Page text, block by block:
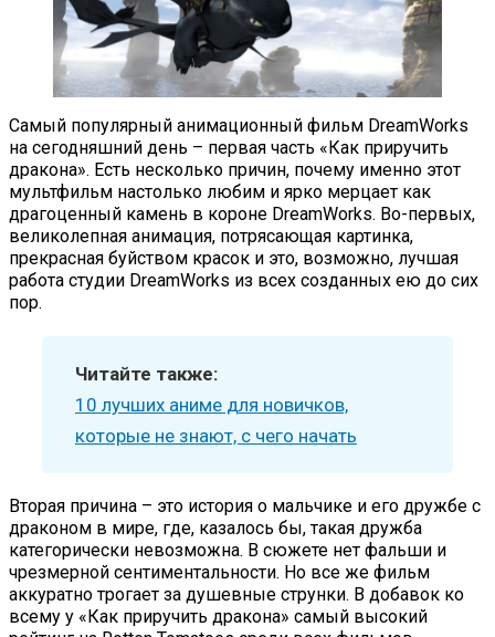
Самый популярный анимационный фильм DreamWorks
на сегодняшний день – первая часть «Как приручить
дракона». Есть несколько причин, почему именно этот
мультфильм настолько любим и ярко мерцает как
драгоценный камень в короне DreamWorks. Во-первых,
великолепная анимация, потрясающая картинка,
прекрасная буйством красок и это, возможно, лучшая
работа студии DreamWorks из всех созданных ею до сих
пор.
Читайте также:
10 лучших аниме для новичков,
которые не знают, с чего начать
Вторая причина – это история о мальчике и его дружбе с
драконом в мире, где, казалось бы, такая дружба
категорически невозможна. В сюжете нет фальши и
чрезмерной сентиментальности. Но все же фильм
аккуратно трогает за душевные струнки. В добавок ко
всему у «Как приручить дракона» самый высокий